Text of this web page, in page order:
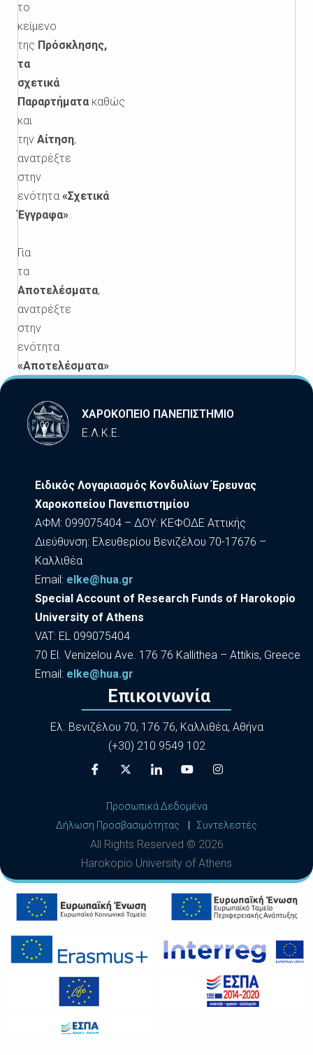
το
κείμενο
της Πρόσκλησης,
τα
σχετικά
Παραρτήματα καθώς
και
την Αίτηση,
ανατρέξτε
στην
ενότητα«Σχετικά
Έγγραφα».
Για
τα
Αποτελέσματα,
ανατρέξτε
στην
ενότητα
«Αποτελέσματα».
ΧΑΡΟΚΟΠΕΙΟ ΠΑΝΕΠΙΣΤΗΜΙΟ
Ε.Λ.Κ.Ε.
Ειδικός Λογαριασμός Κονδυλίων Έρευνας
Χαροκοπείου Πανεπιστημίου
ΑΦΜ: 099075404 – ΔΟΥ: ΚΕΦΟΔΕ Αττικής
Διεύθυνση: Ελευθερίου Βενιζέλου 70-17676 –
Καλλιθέα
Εmail: elke@hua.gr
Special Account of Research Funds of Harokopio
University of Athens
VAT: EL 099075404
70 El. Venizelou Ave. 176 76 Kallithea – Attikis, Greece
Εmail: elke@hua.gr
Επικοινωνία
Ελ. Βενιζέλου 70, 176 76, Καλλιθέα, Αθήνα
(+30) 210 9549 102
Προσωπικά Δεδομένα
Δήλωση Προσβασιμότητας
Συντελεστές
All Rights Reserved © 2026
Harokopio University of Athens